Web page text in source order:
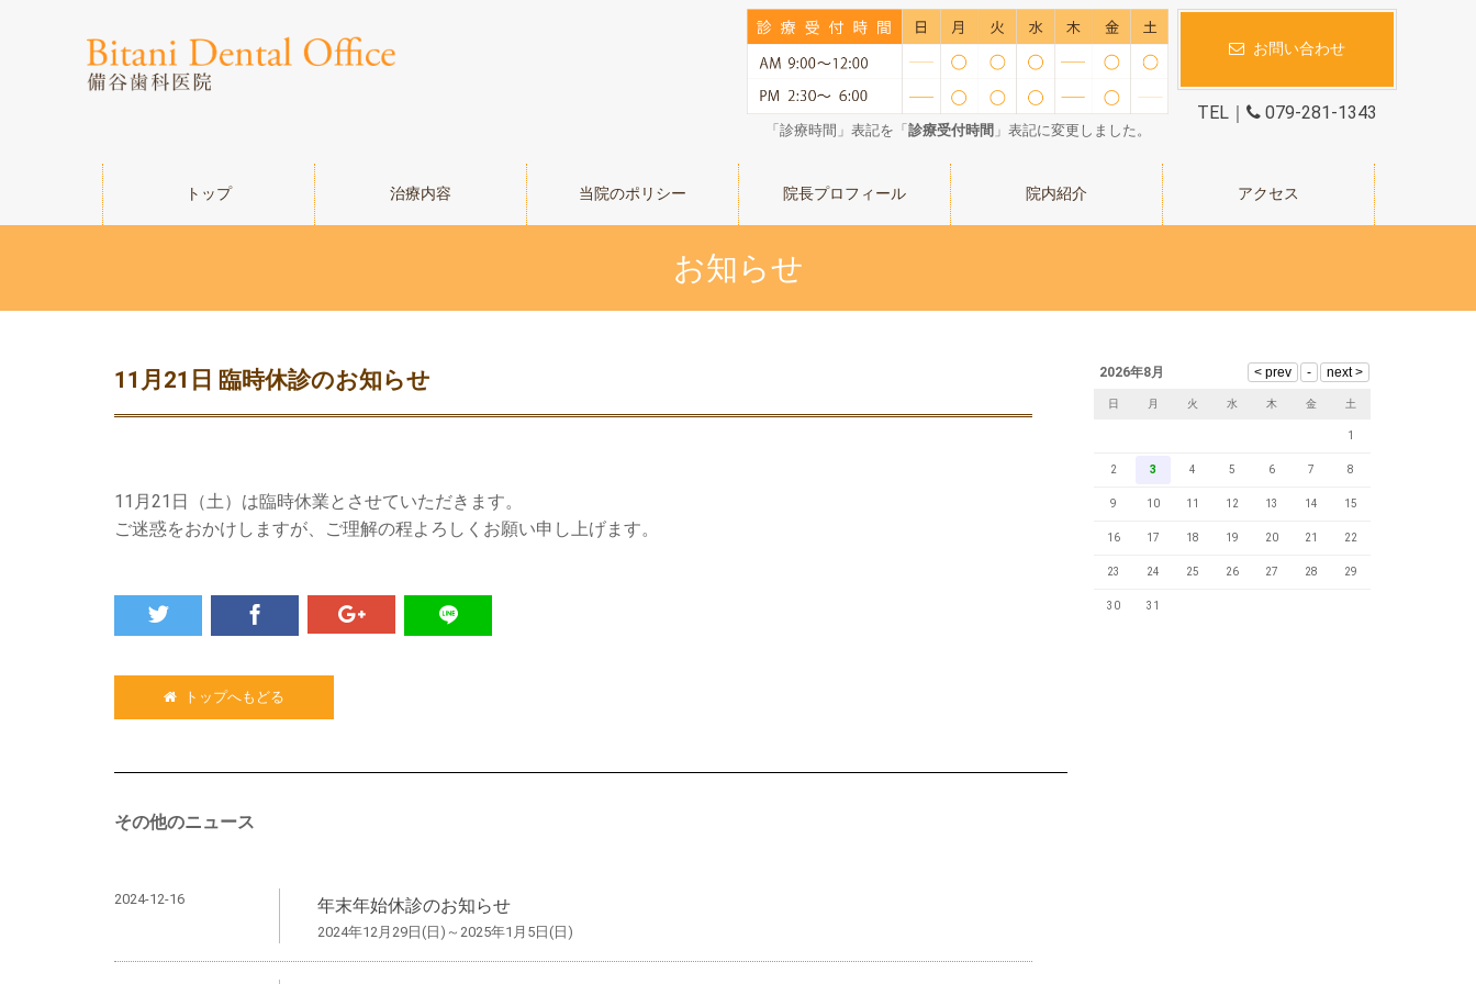
「診療時間」表記を「 診療受付時間 」表記に変更しました。
お問い合わせ
TEL｜ 079-281-1343
トップ 治療内容 当院のポリシー 院長プロフィール 院内紹介 アクセス
お知らせ
11月21日 臨時休診のお知らせ
11月21日（土）は臨時休業とさせていただきます。
ご迷惑をおかけしますが、ご理解の程よろしくお願い申し上げます。
トップへもどる
その他のニュース
2024-12-16 年末年始休診のお知らせ
2024年12月29日(日)～2025年1月5日(日)
2026年8月
日 月 火 水 木 金 土
1
2 3 4 5 6 7 8
9 10 11 12 13 14 15
16 17 18 19 20 21 22
23 24 25 26 27 28 29
30 31